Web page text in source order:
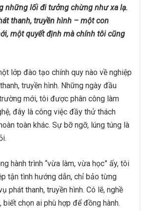
những lối đi tưởng chừng như xa lạ.
thanh, truyền hình – một con
một quyết định mà chính tôi cũng
lớp đào tạo chính quy nào về nghiệp
truyền hình. Những ngày đầu
mới, tôi được phân công làm
đây là công việc đầy thử thách
toàn khác. Sự bỡ ngỡ, lúng túng là
hành trình “vừa làm, vừa học” ấy, tôi
tận tình hướng dẫn, chỉ bảo từng
phát thanh, truyền hình. Có lẽ, nghề
chọn ai phù hợp để đồng hành.